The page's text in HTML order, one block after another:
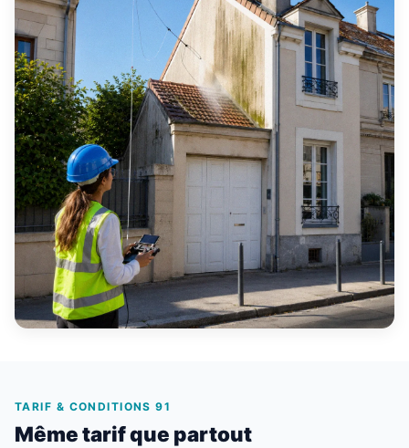
TARIF & CONDITIONS 91
Même tarif que partout